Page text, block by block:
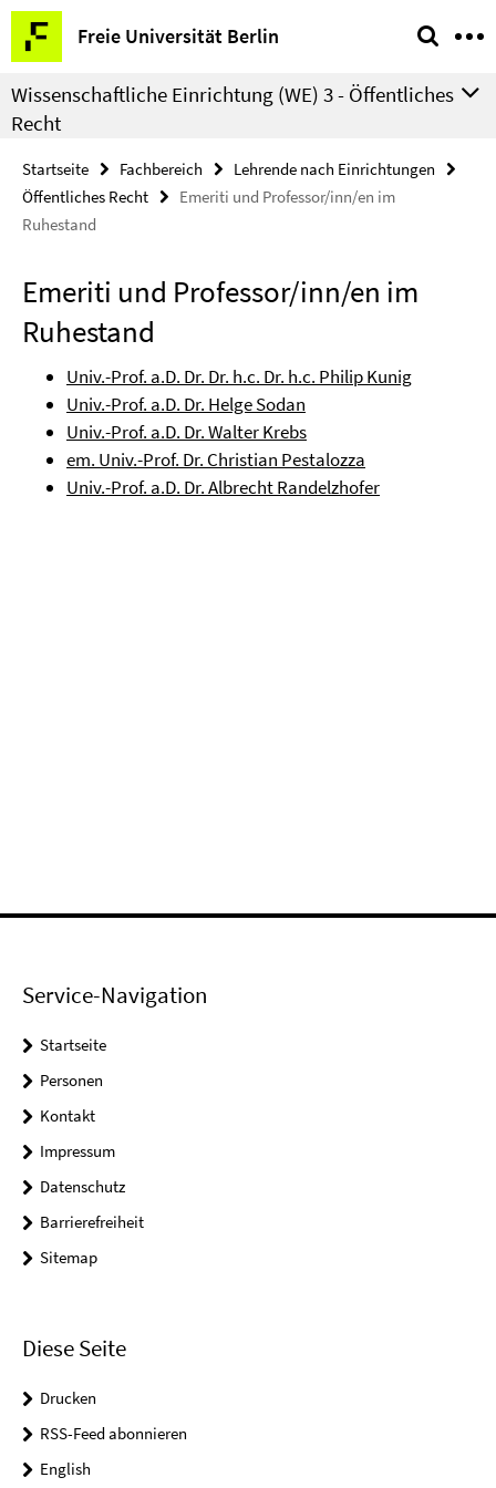
Springe
direkt
zu
Inhalt
Freie Universität Berlin
Service-
Navigation
Wissenschaftliche Einrichtung (WE) 3 - Öffentliches
Recht
Startseite Fachbereich
Lehrende nach Einrichtungen
Öffentliches Recht
Emeriti und Professor/inn/en im
Ruhestand
Emeriti und Professor/inn/en im
Ruhestand
Univ.-Prof. a.D. Dr. Dr. h.c. Dr. h.c. Philip Kunig
Univ.-Prof. a.D. Dr. Helge Sodan
Univ.-Prof. a.D. Dr. Walter Krebs
em. Univ.-Prof. Dr. Christian Pestalozza
Univ.-Prof. a.D. Dr. Albrecht Randelzhofer
Service-Navigation
Startseite
Personen
Kontakt
Impressum
Datenschutz
Barrierefreiheit
Sitemap
Diese Seite
Drucken
RSS-Feed abonnieren
English